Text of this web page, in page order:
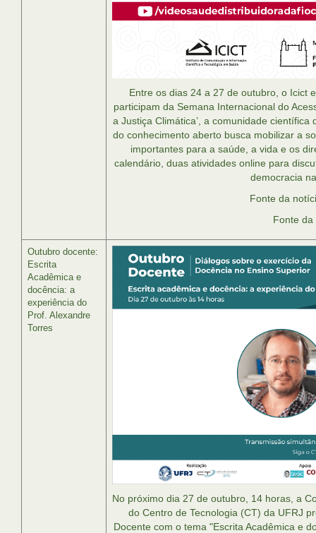
Entre os dias 24 a 27 de outubro, o Icict
participam da Semana Internacional do
a Justiça Climática’, a comunidade
do conhecimento aberto busca mobilizar a
importantes para a saúde, a vida e os
calendário, duas atividades online para
democracia
Fonte da
Fonte da
Outubro docente:
Escrita
Acadêmica e
docência: a
experiência do
Prof. Alexandre
Torres
No próximo dia 27 de outubro, 14 horas, a
do Centro de Tecnologia (CT) da UFRJ
Docente com o tema "Escrita Acadêmica e